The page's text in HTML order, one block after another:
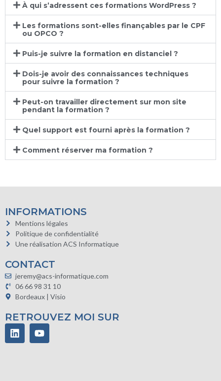
À qui s’adressent ces formations WordPress ?
Les formations sont-elles finançables par le CPF
ou OPCO ?
Puis-je suivre la formation en distanciel ?
Dois-je avoir des connaissances techniques
pour suivre la formation ?
Peut-on travailler directement sur mon site
pendant la formation ?
Quel support est fourni après la formation ?
Comment réserver ma formation ?
INFORMATIONS
Mentions légales
Politique de confidentialité
Une réalisation ACS Informatique
CONTACT
jeremy@acs-informatique.com
06 66 98 31 10
Bordeaux | Visio
RETROUVEZ MOI SUR